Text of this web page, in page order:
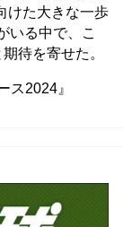
けた大きな一歩
いる中で、こ
待を寄せた。
ス2024』